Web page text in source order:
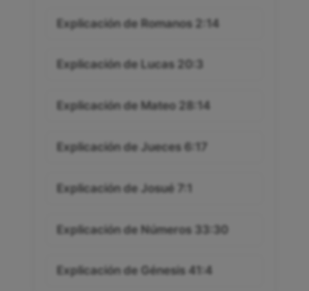
Explicación de Romanos 2:14
Explicación de Lucas 20:3
Explicación de Mateo 28:14
Explicación de Jueces 6:17
Explicación de Josué 7:1
Explicación de Números 33:30
Explicación de Génesis 41:4